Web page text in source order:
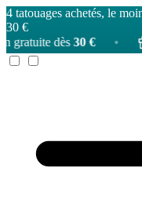
4 tatouages achetés, le
30 €
• 4tatouages